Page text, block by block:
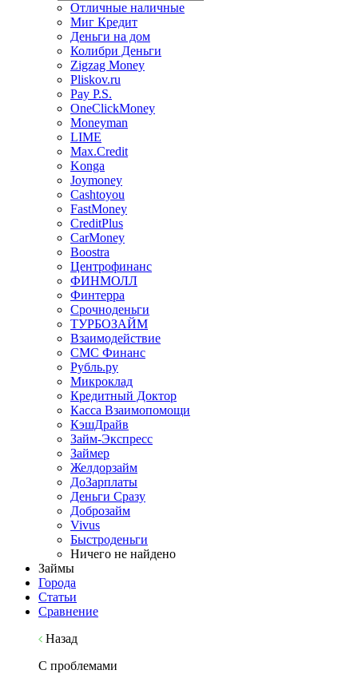
Отличные наличные
Миг Кредит
Деньги на дом
Колибри Деньги
Zigzag Money
Pliskov.ru
Pay P.S.
OneClickMoney
Moneyman
LIME
Max.Credit
Konga
Joymoney
Cashtoyou
FastMoney
CreditPlus
CarMoney
Boostra
Центрофинанс
ФИНМОЛЛ
Финтерра
Срочноденьги
ТУРБОЗАЙМ
Взаимодействие
СМС Финанс
Рубль.ру
Микроклад
Кредитный Доктор
Касса Взаимопомощи
КэшДрайв
Займ-Экспресс
Займер
Желдорзайм
ДоЗарплаты
Деньги Сразу
Доброзайм
Vivus
Быстроденьги
Ничего не найдено
Займы
Города
Статьи
Сравнение
Назад
С проблемами